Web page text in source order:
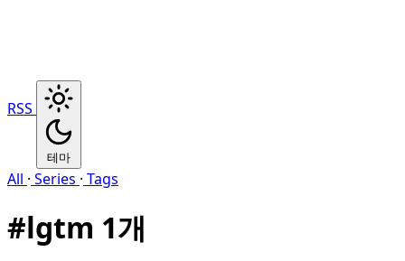
RSS
테마
All · Series · Tags
#lgtm 1개